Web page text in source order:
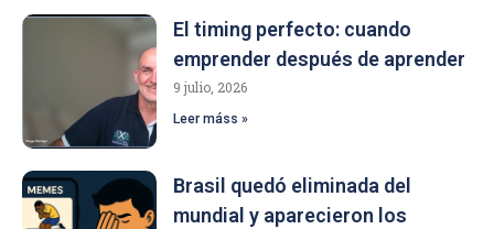
El timing perfecto: cuando
emprender después de aprender
9 julio, 2026
Leer máss »
Brasil quedó eliminada del
mundial y aparecieron los